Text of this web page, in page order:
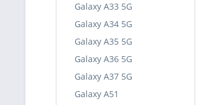
Galaxy A33 5G
Galaxy A34 5G
Galaxy A35 5G
Galaxy A36 5G
Galaxy A37 5G
Galaxy A51